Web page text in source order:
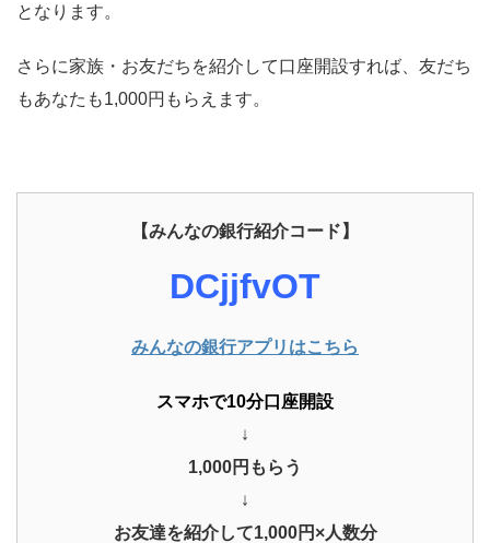
となります。
さらに家族・お友だちを紹介して口座開設すれば、友だち
もあなたも1,000円もらえます。
【みんなの銀行紹介コード】
DCjjfvOT
みんなの銀行アプリはこちら
スマホで10分口座開設
↓
1,000円もらう
↓
お友達を紹介して1,000円×人数分